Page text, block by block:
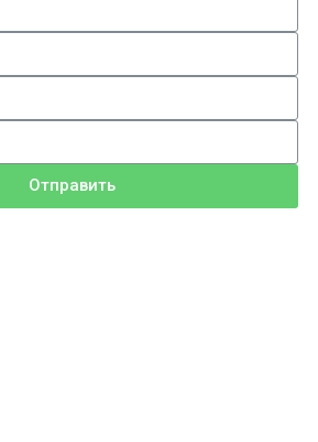
Отправить